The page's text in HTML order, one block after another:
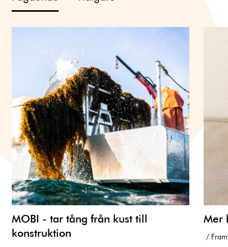
MOBI - tar tång från kust till
konstruktion
Mer